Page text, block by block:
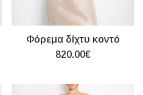
Φόρεμα δίχτυ κοντό
820.00€